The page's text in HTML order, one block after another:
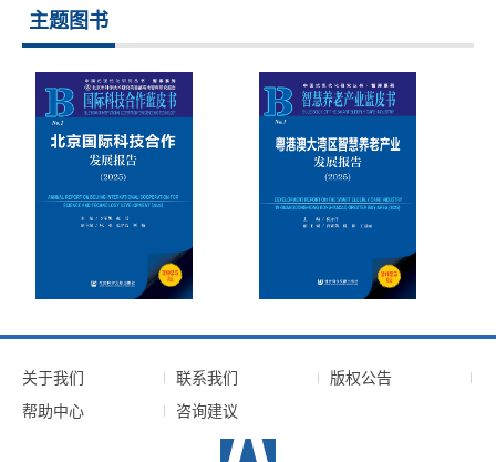
主题图书
关于我们 联系我们
版权公告
帮助中心
咨询建议